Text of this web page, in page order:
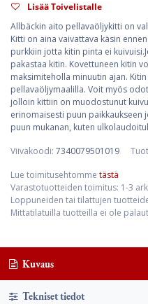
Lisää Toivelistalle
Allbäckin aito pellavaöljykitti on
Kitti on aina vaivattava käsin
purkkiin jotta kitin pinta ei
pakastaa kitin. Kovettuneen kitin
maksimiteholla minuutin ajan.
pellavaöljymaalilla. Voit myös
jolloin kittiin on muodostunut
erinomaisesti puun paikkaukseen
puun mukanan, kuten
Viivakoodi: 7340079501019
Lue toimitusehtomme tästä
Varastotuotteiden toimitus: 1-3
Loppuneiden tai tilattujen
Mittatilatuilla tuotteilla ei ole
Kuvaus
Tekniset tiedot